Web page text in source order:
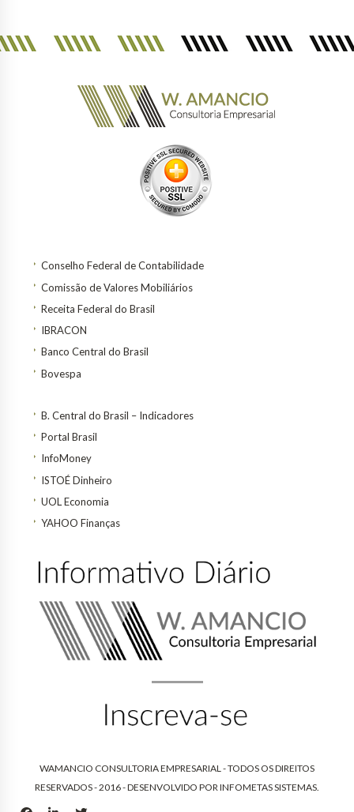
Conselho Federal de Contabilidade
Comissão de Valores Mobiliários
Receita Federal do Brasil
IBRACON
Banco Central do Brasil
Bovespa
B. Central do Brasil – Indicadores
Portal Brasil
InfoMoney
ISTOÉ Dinheiro
UOL Economia
YAHOO Finanças
WAMANCIO CONSULTORIA EMPRESARIAL - TODOS OS DIREITOS
RESERVADOS - 2016 - DESENVOLVIDO PORINFOMETAS SISTEMAS.